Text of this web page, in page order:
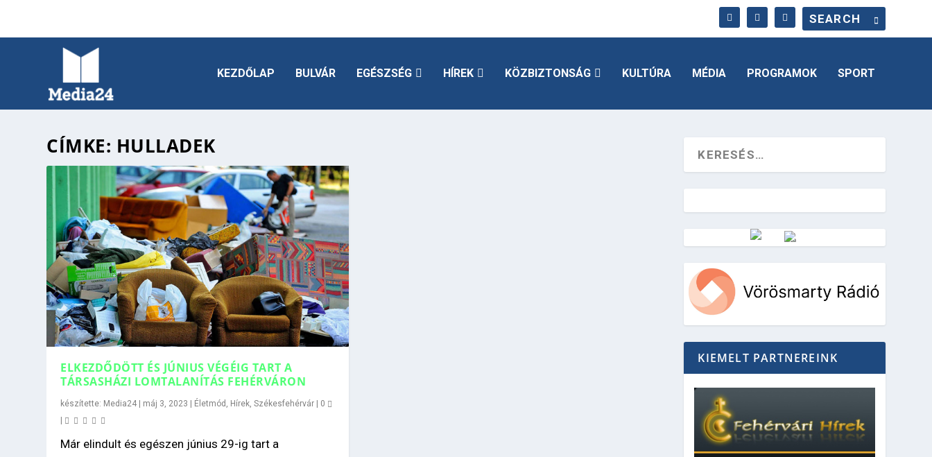
KEZDŐLAP BULVÁR EGÉSZSÉG HÍREK KÖZBIZTONSÁG KULTÚRA MÉDIA PROGRAMOK SPORT
CÍMKE: HULLADEK
ELKEZDŐDÖTT ÉS JÚNIUS VÉGÉIG TART A
TÁRSASHÁZI LOMTALANÍTÁS FEHÉRVÁRON
készítette: Media24 máj 3, 2023 Életmód , Hírek,Székesfehérvár
0
Már elindult és egészen június 29-ig tart a
Vörösmarty Rádió
KIEMELT PARTNEREINK